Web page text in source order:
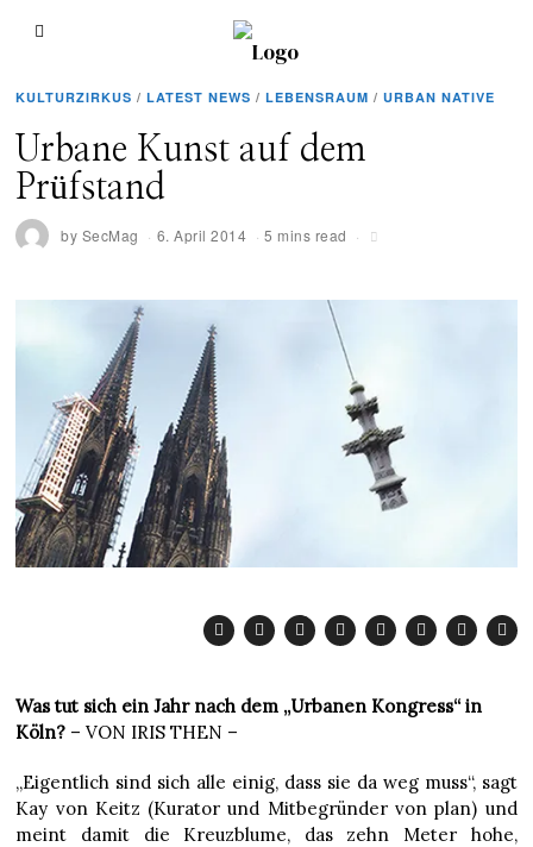
KULTURZIRKUS / LATEST NEWS / LEBENSRAUM / URBAN NATIVE
Urbane Kunst auf dem
Prüfstand
by SecMag 6. April 2014 5 mins read
Was tut sich ein Jahr nach dem „Urbanen Kongress“ in
Köln? – VON IRIS THEN –
„Eigentlich sind sich alle einig, dass sie da weg muss“, sagt
Kay von Keitz (Kurator und Mitbegründer von plan) und
meint damit die Kreuzblume, das zehn Meter hohe,